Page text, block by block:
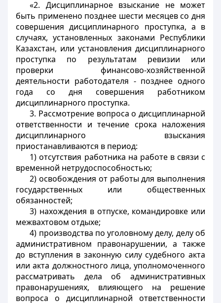
«2. Дисциплинарное взыскание не может
быть применено позднее шести месяцев со дня
совершения дисциплинарного проступка, а в
случаях, установленных законами Республики
Казахстан, или установления дисциплинарного
проступка по результатам ревизии или
проверки финансово-хозяйственной
деятельности работодателя - позднее одного
года со дня совершения работником
дисциплинарного проступка.
3. Рассмотрение вопроса о дисциплинарной
ответственности и течение срока наложения
дисциплинарного взыскания
приостанавливаются в период:
1) отсутствия работника на работе в связи с
временной нетрудоспособностью;
2) освобождения от работы для выполнения
государственных или общественных
обязанностей;
3) нахождения в отпуске, командировке или
межвахтовом отдыхе;
4) производства по уголовному делу, делу об
административном правонарушении, а также
до вступления в законную силу судебного акта
или акта должностного лица, уполномоченного
рассматривать дела об административных
правонарушениях, влияющего на решение
вопроса о дисциплинарной ответственности